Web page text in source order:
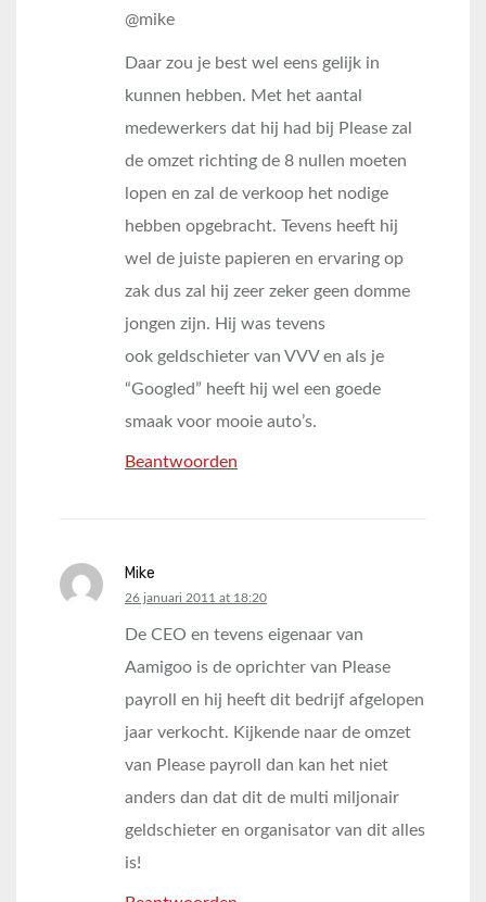
@mike
Daar zou je best wel eens gelijk in
kunnen hebben. Met het aantal
medewerkers dat hij had bij Please zal
de omzet richting de 8 nullen moeten
lopen en zal de verkoop het nodige
hebben opgebracht. Tevens heeft hij
wel de juiste papieren en ervaring op
zak dus zal hij zeer zeker geen domme
jongen zijn. Hij was tevens
ook geldschieter van VVV en als je
“Googled” heeft hij wel een goede
smaak voor mooie auto’s.
Beantwoorden
Mike
says:
26 januari 2011 at 18:20
De CEO en tevens eigenaar van
Aamigoo is de oprichter van Please
payroll en hij heeft dit bedrijf afgelopen
jaar verkocht. Kijkende naar de omzet
van Please payroll dan kan het niet
anders dan dat dit de multi miljonair
geldschieter en organisator van dit alles
is!